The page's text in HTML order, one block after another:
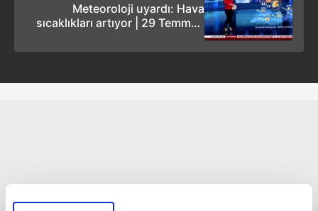
Meteoroloji uyardı: Hava
sıcaklıkları artıyor | 29 Temmuz